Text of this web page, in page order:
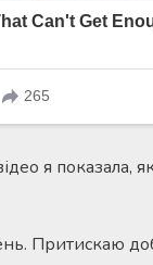
я показала,
Притискаю